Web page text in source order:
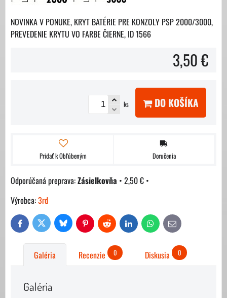
NOVINKA V PONUKE, KRYT BATÉRIE PRE KONZOLY PSP 2000/3000,
PREVEDENIE KRYTU VO FARBE ČIERNE, ID 1566
3,50 €
ks DO KOŠÍKA
Pridať k Obľúbeným Doručenia
Zásielkovňa • 2,50 € •
Výrobca:3rd
FacebookTwitter Bluesky PinterestReddit LinkedIn WhatsAppE-
mail
Galéria Recenzie 0 Diskusia 0
Galéria